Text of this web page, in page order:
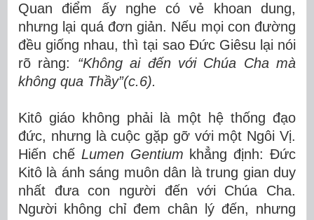
Quan điểm ấy nghe có vẻ khoan dung,
nhưng lại quá đơn giản. Nếu mọi con đường
đều giống nhau, thì tại sao Đức Giêsu lại nói
rõ ràng: “Không ai đến với Chúa Cha mà
không qua Thầy”(c.6).
Kitô giáo không phải là một hệ thống đạo
đức, nhưng là cuộc gặp gỡ với một Ngôi Vị.
Hiến chế Lumen Gentium khẳng định: Đức
Kitô là ánh sáng muôn dân là trung gian duy
nhất đưa con người đến với Chúa Cha.
Người không chỉ đem chân lý đến, nhưng